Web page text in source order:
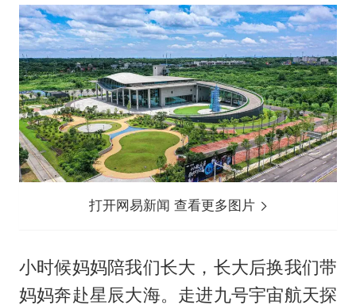
打开网易新闻 查看更多图片
小时候妈妈陪我们长大，长大后换我们带
妈妈奔赴星辰大海。走进九号宇宙航天探